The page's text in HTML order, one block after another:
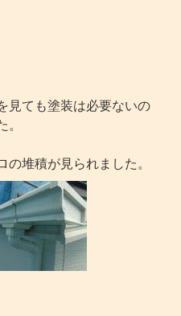
見ても塗装は必要ないの
の堆積が見られました。